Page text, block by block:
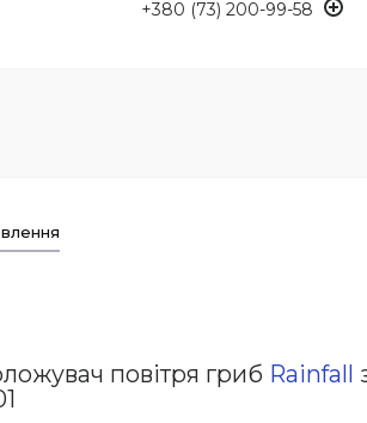
+380 (73) 200-99-58
повітря гриб Rainfall